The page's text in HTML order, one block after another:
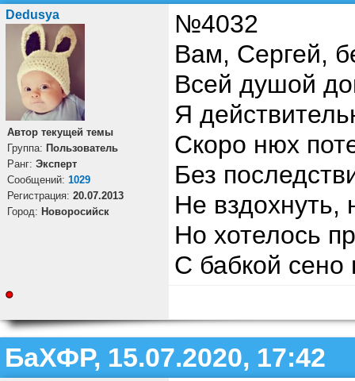
Dedusya
Автор текущей темы
Группа: Пользователь
Ранг: Эксперт
Cообщений: 1029
Регистрация: 20.07.2013
Город: Новоросийск
№4032
Вам, Сергей,
Всей душой
Я
Скоро нюх
Без
Не вздохнуть,
Но хотелось
С бабкой сено
БаХФР, 15.07.2020, 17:42